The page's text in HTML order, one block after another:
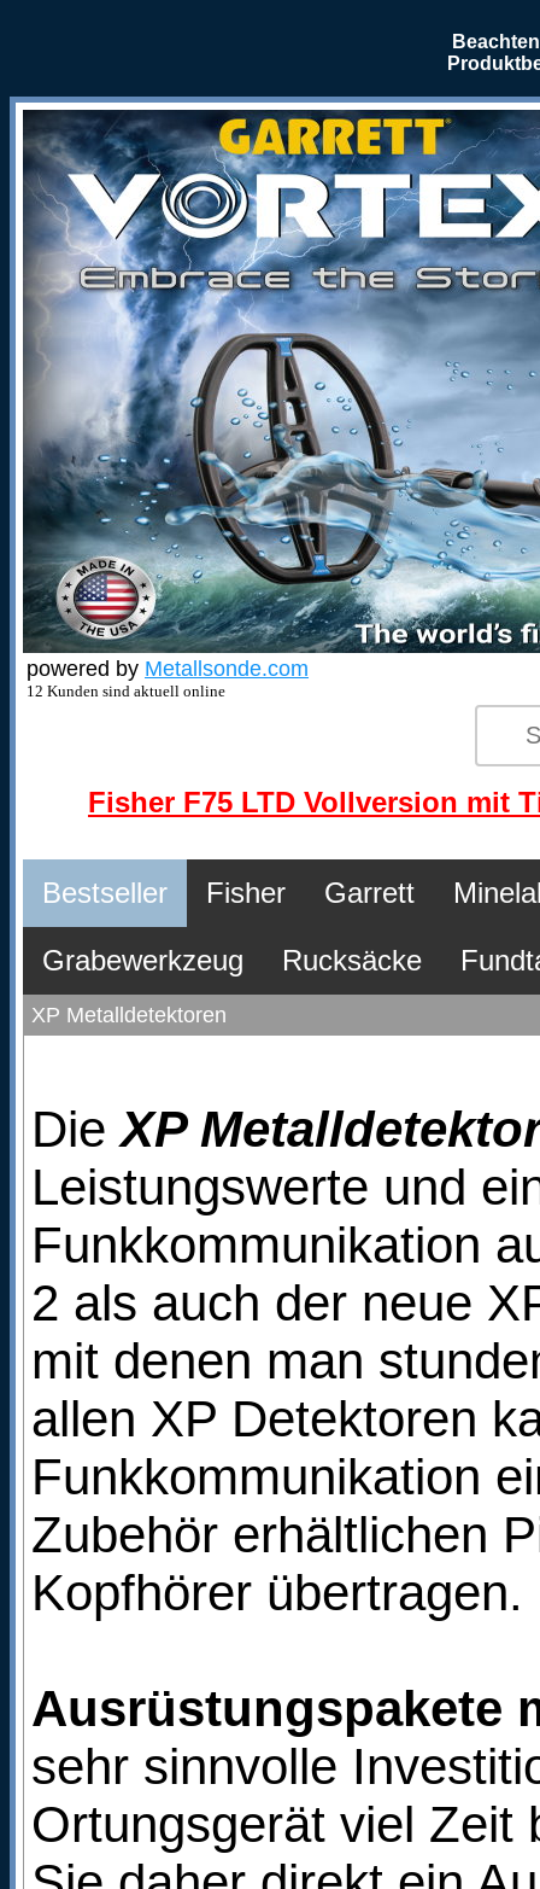
powered by Metallsonde.com
12 Kunden sind aktuell online
Fisher F75 LTD Vollversion mit
Bestseller Fisher Garrett
Grabewerkzeug Rucksäcke
XP Metalldetektoren
DieXP
Leistungswerte und
Funkkommunikation
2 als auch der neue
mit denen man
allen XP Detektoren
Funkkommunikation
Zubehör erhältlichen
Kopfhörer übertragen.
Ausrüstungspakete
sehr sinnvolle
Ortungsgerät viel Zeit